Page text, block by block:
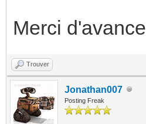
Merci d'avance
Trouver
Jonathan007
Posting Freak